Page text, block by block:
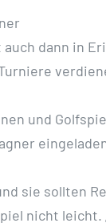
dann in
und
sie sollten
nicht